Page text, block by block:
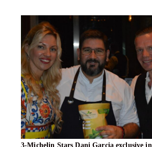
3-Michelin Stars Dani Garcia exclusive